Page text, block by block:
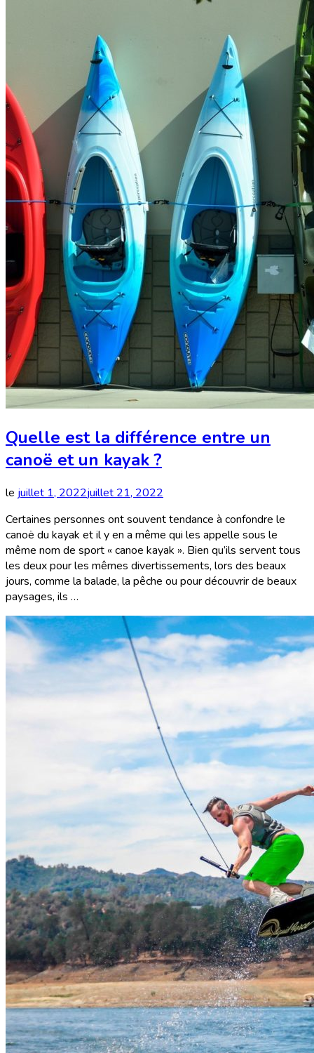
Quelle est la différence entre un
canoë et un kayak ?
le juillet 1, 2022juillet 21, 2022
Certaines personnes ont souvent tendance à confondre le
canoë du kayak et il y en a même qui les appelle sous le
même nom de sport « canoe kayak ». Bien qu’ils servent tous
les deux pour les mêmes divertissements, lors des beaux
jours, comme la balade, la pêche ou pour découvrir de beaux
paysages, ils …